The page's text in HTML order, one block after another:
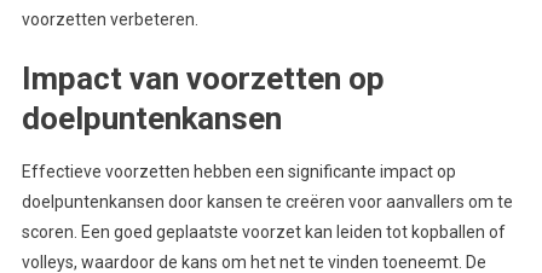
voorzetten verbeteren.
Impact van voorzetten op
doelpuntenkansen
Effectieve voorzetten hebben een significante impact op
doelpuntenkansen door kansen te creëren voor aanvallers om te
scoren. Een goed geplaatste voorzet kan leiden tot kopballen of
volleys, waardoor de kans om het net te vinden toeneemt. De